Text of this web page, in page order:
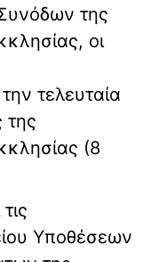
της
οι
τελευταία
της
(8
Υποθέσεων